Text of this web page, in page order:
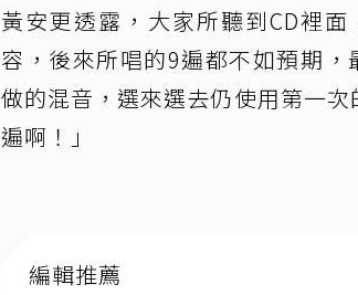
黃安更透露，大家所聽到CD裡
容，後來所唱的9遍都不如預期
做的混音，選來選去仍使用第一
遍啊！」
編輯推薦